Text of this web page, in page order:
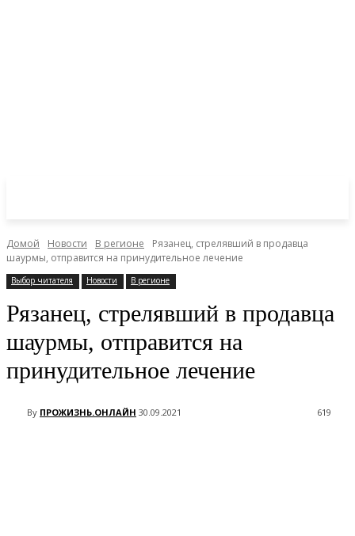
Домой Новости В регионе
Рязанец, стрелявший в продавца
шаурмы, отправится на принудительное лечение
Выбор читателя Новости В регионе
Рязанец, стрелявший в продавца
шаурмы, отправится на
принудительное лечение
By ПРОЖИЗНЬ.ОНЛАЙН 30.09.2021 619